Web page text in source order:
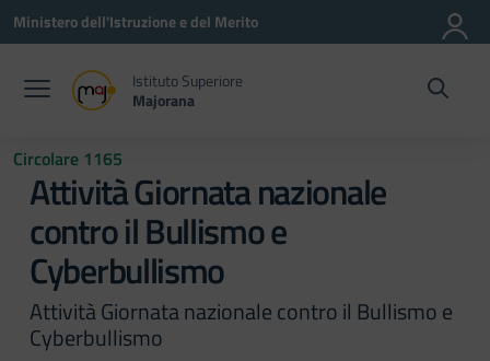
Vai ai contenuti
Vai al menu di navigazione
Vai al footer
Ministero dell'Istruzione e del Merito
Istituto Superiore
Majorana
Circolare 1165
Attività Giornata nazionale
contro il Bullismo e
Cyberbullismo
Attività Giornata nazionale contro il Bullismo e
Cyberbullismo